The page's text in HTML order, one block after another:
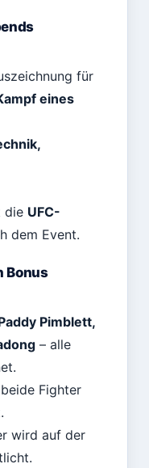
für
eines
die UFC-
dem Event.
Bonus
Pimblett,
– alle
Fighter
wird auf der